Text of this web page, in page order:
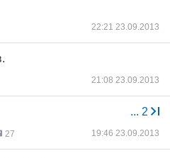
22:21 23.09.2013
21:08 23.09.2013
... 2
27 19:46 23.09.2013